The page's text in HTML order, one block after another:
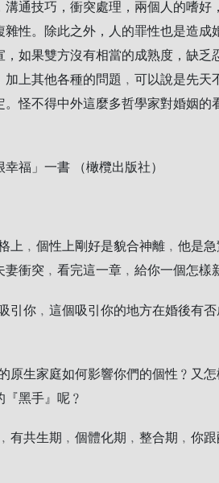
通技巧，衝突處理，兩個人的嗜好
雜性。除此之外，人的罪性也是造
，如果雙方沒有相當的成熟度，缺
加上其他各種的問題﹐可以說是先天
怪不得中外這麼多哲學家對婚姻的
福」一書 （橄欖出版社）
個性上剛好是貌合神離﹐他是急
衝突﹐看完這一章﹐給你一個怎樣
﹐這個吸引你的地方在婚後有否
家庭如何影響你們的個性﹖又怎
黑手』呢﹖
生期﹐個體化期﹐整合期﹐你跟